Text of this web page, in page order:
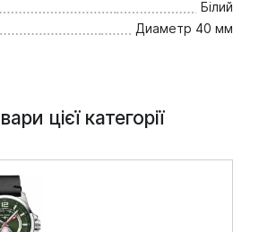
Білий
Диаметр 40 мм
цієї категорії